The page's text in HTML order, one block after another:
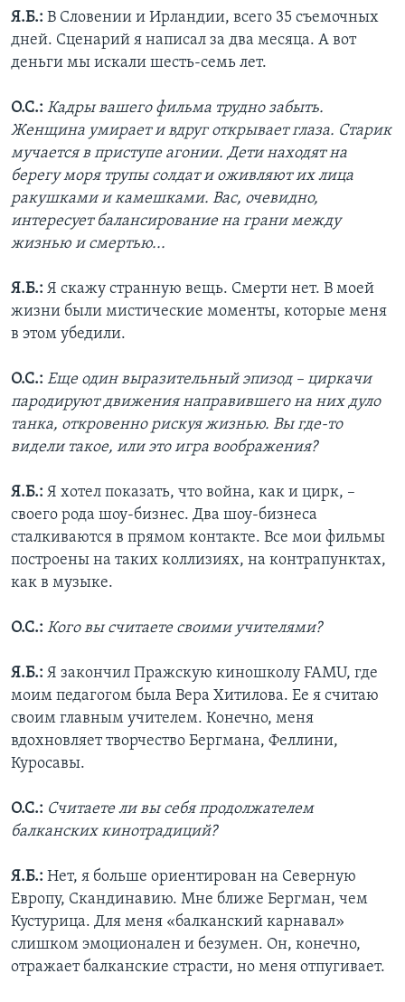
Я.Б.: В Словении и Ирландии, всего 35 съемочных
дней. Сценарий я написал за два месяца. А вот
деньги мы искали шесть-семь лет.
О.С.: Кадры вашего фильма трудно забыть.
Женщина умирает и вдруг открывает глаза. Старик
мучается в приступе агонии. Дети находят на
берегу моря трупы солдат и оживляют их лица
ракушками и камешками. Вас, очевидно,
интересует балансирование на грани между
жизнью и смертью...
Я.Б.: Я скажу странную вещь. Смерти нет. В моей
жизни были мистические моменты, которые меня
в этом убедили.
О.С.: Еще один выразительный эпизод – циркачи
пародируют движения направившего на них дуло
танка, откровенно рискуя жизнью. Вы где-то
видели такое, или это игра воображения?
Я.Б.: Я хотел показать, что война, как и цирк, –
своего рода шоу-бизнес. Два шоу-бизнеса
сталкиваются в прямом контакте. Все мои фильмы
построены на таких коллизиях, на контрапунктах,
как в музыке.
О.С.: Кого вы считаете своими учителями?
Я.Б.: Я закончил Пражскую киношколу FAMU, где
моим педагогом была Вера Хитилова. Ее я считаю
своим главным учителем. Конечно, меня
вдохновляет творчество Бергмана, Феллини,
Куросавы.
О.С.: Считаете ли вы себя продолжателем
балканских кинотрадиций?
Я.Б.: Нет, я больше ориентирован на Северную
Европу, Скандинавию. Мне ближе Бергман, чем
Кустурица. Для меня «балканский карнавал»
слишком эмоционален и безумен. Он, конечно,
отражает балканские страсти, но меня отпугивает.